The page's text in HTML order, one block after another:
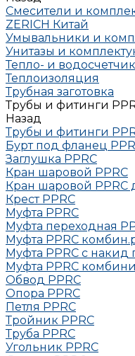
Смесители и
ZERICH Китай
Умывальники и
Унитазы и
Тепло- и
Теплоизоляция
Трубная заготовка
Трубы и фитинги
Назад
Трубы и фитинги
Бурт под фланец
Заглушка РРRC
Кран шаровой PPRC
Кран шаровой PPRC
Крест PPRC
Муфта PPRC
Муфта переходная
Муфта РРRC
Муфта PPRC с накид
Муфта РРRC
Обвод РРRC
Опора РРRC
Петля РРRC
Тройник РРRC
Труба РРRC
Угольник РРRC